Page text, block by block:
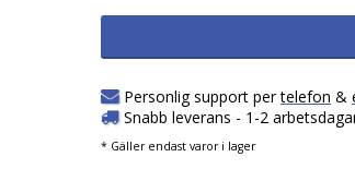
Personlig support pertelefon &
Snabb leverans - 1-2
* Gäller endast varor i lager